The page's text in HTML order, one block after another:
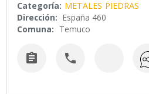
Categoría: METALES PIEDRAS
Dirección: España 460
Comuna: Temuco
 